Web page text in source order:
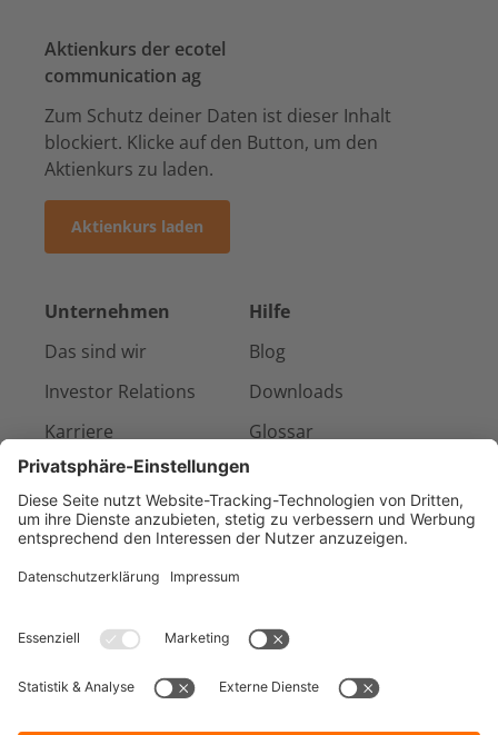
Aktienkurs der ecotel
communication ag
Zum Schutz deiner Daten ist dieser Inhalt
blockiert. Klicke auf den Button, um den
Aktienkurs zu laden.
Aktienkurs laden
Unternehmen
Das sind wir
Investor Relations
Karriere
Presse & Medien
Referenzen
Hilfe
Blog
Downloads
Glossar
Kontakt